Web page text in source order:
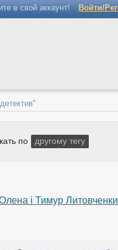
в свой аккаунт! Войти/
по другому тегу
і Тимур